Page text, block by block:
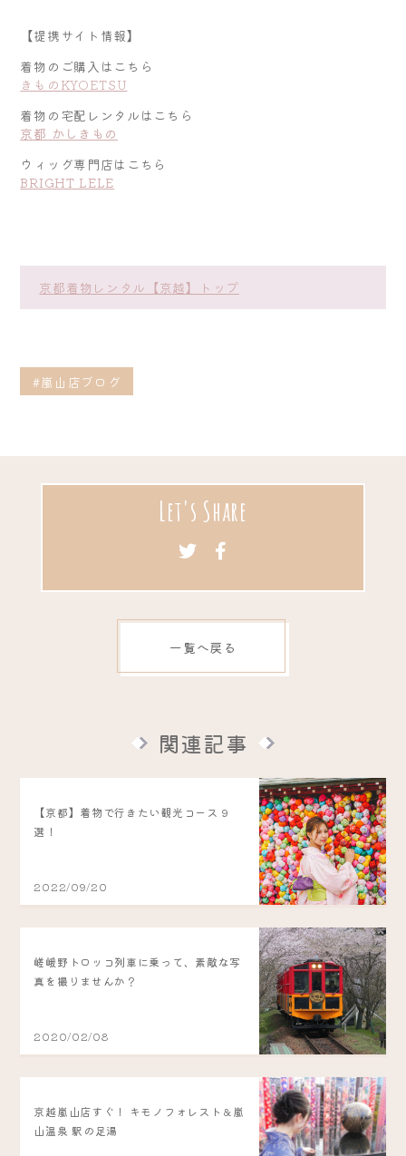
【提携サイト情報】
着物のご購入はこちら
きものKYOETSU
着物の宅配レンタルはこちら
京都 かしきもの
ウィッグ専門店はこちら
BRIGHT LELE
京都着物レンタル【京越】トップ
#嵐山店ブログ
Let's Share
一覧へ戻る
関連記事
【京都】着物で行きたい観光コース 9
選！
2022/09/20
嵯峨野トロッコ列車に乗って、素敵な写
真を撮りませんか？
2020/02/08
京越嵐山店すぐ！ キモノフォレスト＆嵐
山温泉 駅の足湯